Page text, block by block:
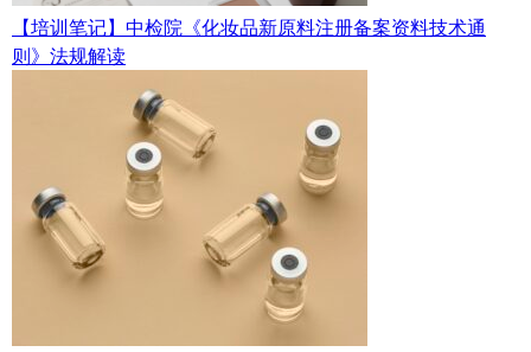
【培训笔记】中检院《化妆品新原料注册备案资料技术通
则》法规解读